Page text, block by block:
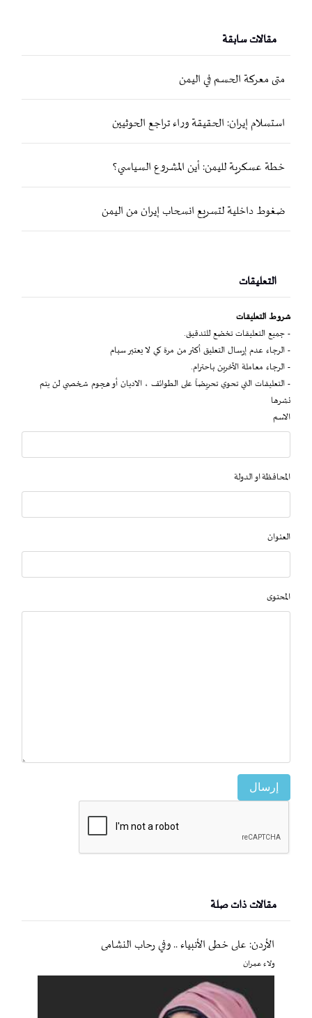
مقالات سابقة
متى معركة الحسم في اليمن
استسلام إيران: الحقيقة وراء تراجع الحوثيين
خطة عسكرية لليمن: أين المشروع السياسي؟
ضغوط داخلية لتسريع انسحاب إيران من اليمن
التعليقات
شروط التعليقات
- جميع التعليقات تخضع للتدقيق.
- الرجاء عدم إرسال التعليق أكثر من مرة كي لا يعتبر سبام
- الرجاء معاملة الآخرين باحترام.
- التعليقات التي تحوي تحريضاً على الطوائف ، الاديان أو هجوم شخصي لن يتم
نشرها
الاسم
المحافظة او الدولة
العنوان
المحتوى
إرسال
مقالات ذات صلة
الأردن: على خطى الأنبياء .. وفي رحاب النشامى
ولاء عمران